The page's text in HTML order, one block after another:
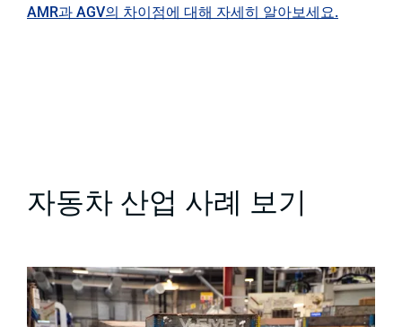
AMR과 AGV의 차이점에 대해 자세히 알아보세요.
자동차 산업 사례 보기